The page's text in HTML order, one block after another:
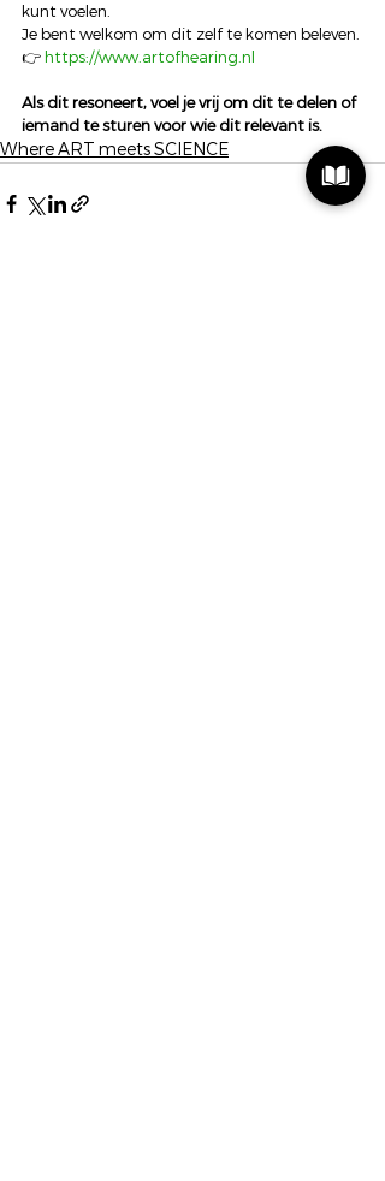
kunt voelen.
Je bent welkom om dit zelf te komen beleven.
👉 https://www.artofhearing.nl
Als dit resoneert, voel je vrij om dit te delen of
iemand te sturen voor wie dit relevant is.
Where ART meets SCIENCE